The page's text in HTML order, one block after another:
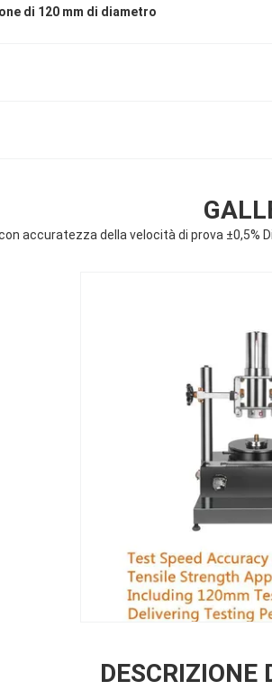
di 120 mm di diametro
accuratezza della velocità di prova
DESCRIZIONE